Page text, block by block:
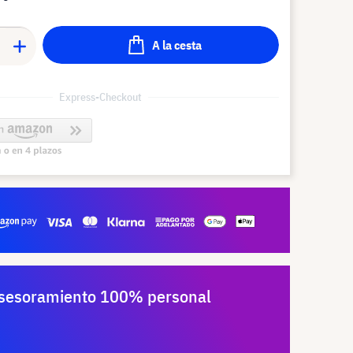
A la cesta
Express-Checkout
100% personal